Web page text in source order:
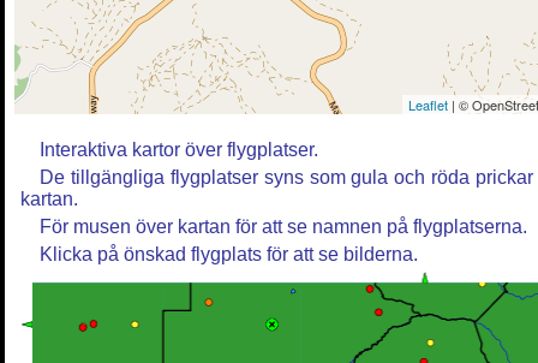
Leaflet | ©
Interaktiva kartor över flygplatser.
De tillgängliga flygplatser syns som gula och röda prickar
kartan.
För musen över kartan för att se namnen på flygplatserna.
Klicka på önskad flygplats för att se bilderna.